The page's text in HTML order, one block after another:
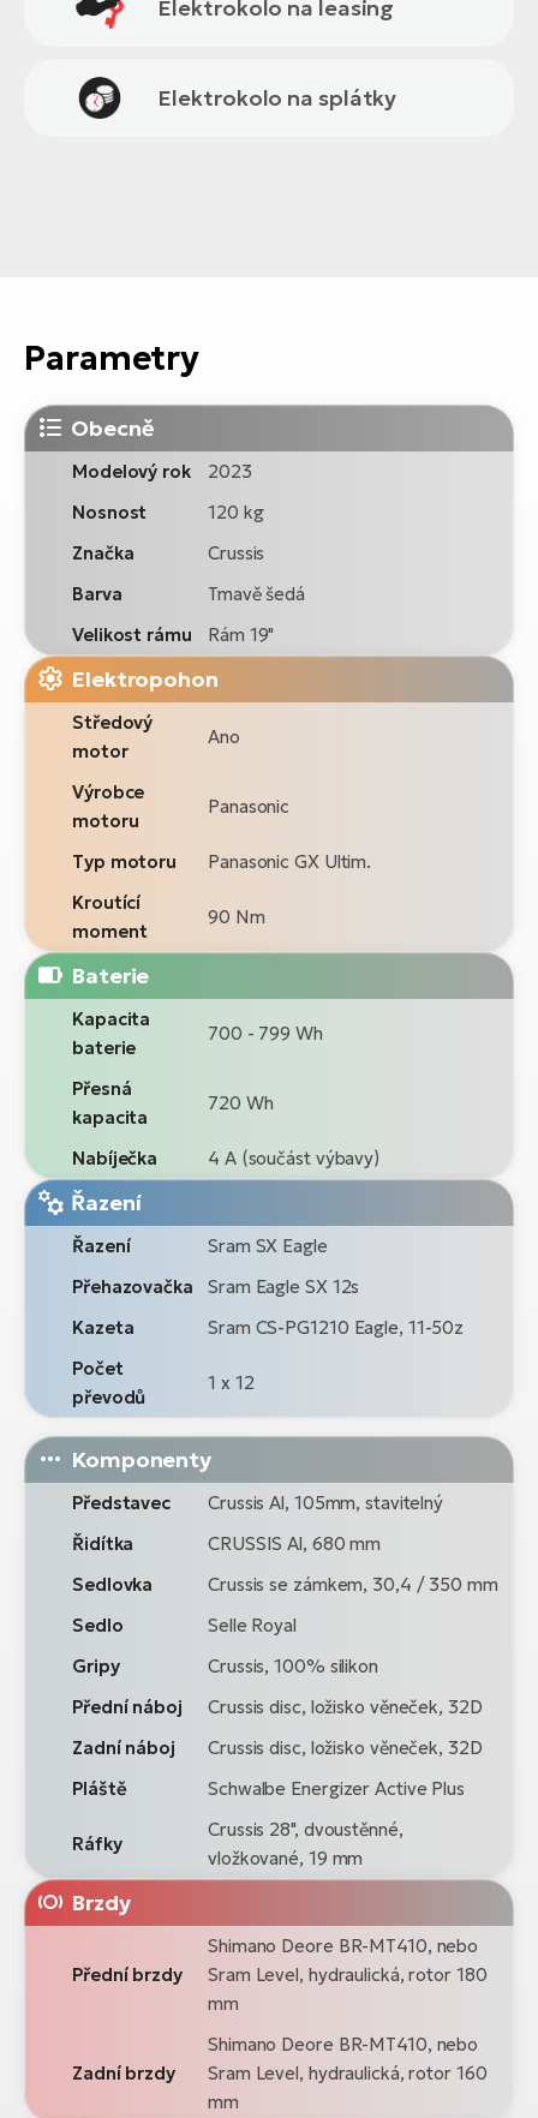
Elektrokolo na leasing
Elektrokolo na splátky
Parametry
Obecně
Modelový rok
2023
Nosnost
120 kg
Značka
Crussis
Barva
Tmavě šedá
Velikost rámu
Rám 19"
Elektropohon
Středový
motor
Ano
Výrobce
motoru
Panasonic
Typ motoru
Panasonic GX Ultim.
Kroutící
moment
90 Nm
Baterie
Kapacita
baterie
700 - 799 Wh
Přesná
kapacita
720 Wh
Nabíječka 4 A (součást výbavy)
Řazení
Řazení
Sram SX Eagle
Přehazovačka
Sram Eagle SX 12s
Kazeta
Sram CS-PG1210 Eagle, 11-50z
Počet
převodů
1 x 12
Komponenty
Představec
Crussis Al, 105mm, stavitelný
Řidítka
CRUSSIS Al, 680 mm
Sedlovka
Crussis se zámkem, 30,4 / 350 mm
Sedlo
Selle Royal
Gripy
Crussis, 100% silikon
Přední náboj
Crussis disc, ložisko věneček, 32D
Zadní náboj
Crussis disc, ložisko věneček, 32D
Pláště
Schwalbe Energizer Active Plus
Ráfky
Crussis 28", dvoustěnné,
vložkované, 19 mm
Brzdy
Přední brzdy
Shimano Deore BR-MT410, nebo
Sram Level, hydraulická, rotor 180
mm
Zadní brzdy
Shimano Deore BR-MT410, nebo
Sram Level, hydraulická, rotor 160
mm